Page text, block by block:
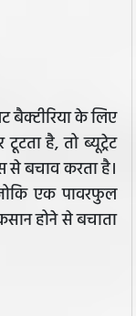
बैक्टीरिया के लिए
है, तो ब्यूट्रेट
से बचाव करता है।
एक पावरफुल
होने से बचाता